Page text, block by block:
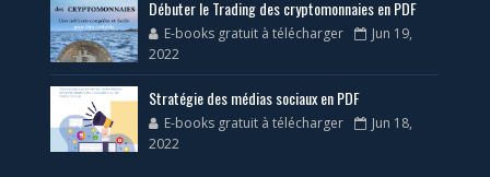
Débuter le Trading des cryptomonnaies en PDF
E-books gratuit à télécharger
Jun 19,
2022
Stratégie des médias sociaux en PDF
E-books gratuit à télécharger
Jun 18,
2022